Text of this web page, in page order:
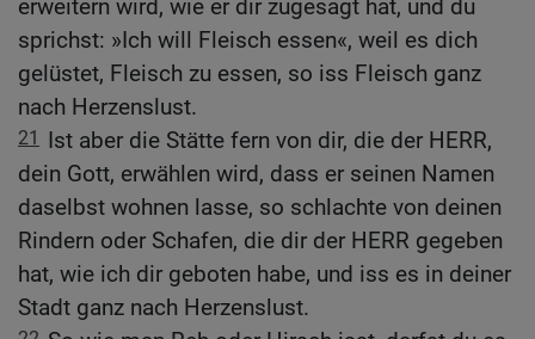
erweitern wird, wie er dir zugesagt hat, und du
sprichst: »Ich will Fleisch essen«, weil es dich
gelüstet, Fleisch zu essen, so iss Fleisch ganz
nach Herzenslust.
21
Ist aber die Stätte fern von dir, die der HERR,
dein Gott, erwählen wird, dass er seinen Namen
daselbst wohnen lasse, so schlachte von deinen
Rindern oder Schafen, die dir der HERR gegeben
hat, wie ich dir geboten habe, und iss es in deiner
Stadt ganz nach Herzenslust.